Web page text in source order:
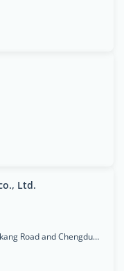
Ltd.
Tian Jin City Heping district, Cross of Xikang Road and Chengdu Street Class Dream?Tower 9 door 1 Room 1201 Post code: 300070